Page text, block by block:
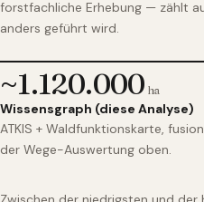
forstfachliche Erhebung — zählt
anders geführt wird.
~1.120.000 ha
Wissensgraph (diese Analyse)
ATKIS + Waldfunktionskarte,
der Wege-Auswertung oben.